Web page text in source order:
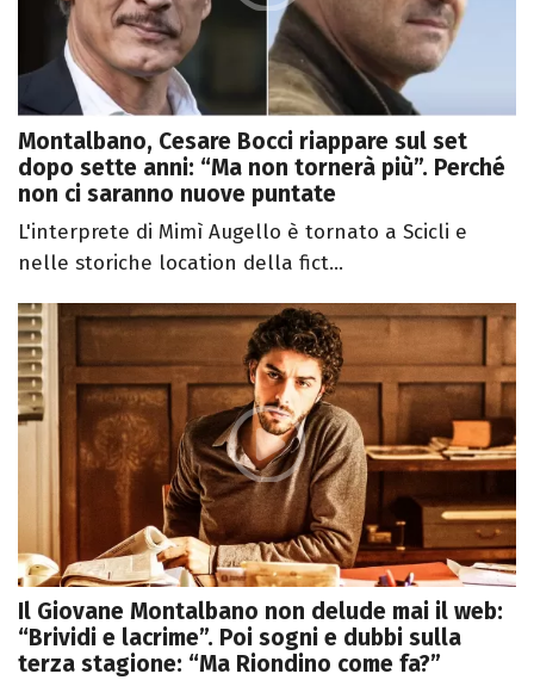
Montalbano, Cesare Bocci riappare sul set
dopo sette anni: “Ma non tornerà più”. Perché
non ci saranno nuove puntate
L'interprete di Mimì Augello è tornato a Scicli e
nelle storiche location della fict...
Il Giovane Montalbano non delude mai il web:
“Brividi e lacrime”. Poi sogni e dubbi sulla
terza stagione: “Ma Riondino come fa?”